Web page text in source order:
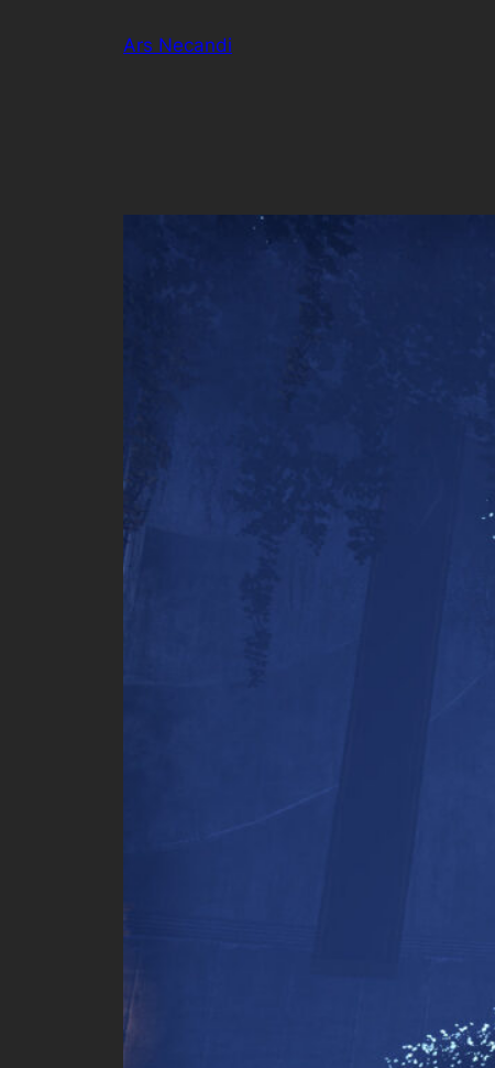
Ars Necandi